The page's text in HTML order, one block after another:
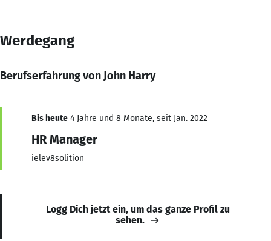
Werdegang
Berufserfahrung von John Harry
Bis heute 4 Jahre und 8 Monate, seit Jan. 2022
HR Manager
ielev8solition
Logg Dich jetzt ein, um das ganze Profil zu
sehen.